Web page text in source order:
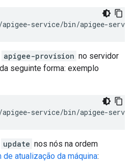
service/bin/apigee-
apigee-provision no servidor
seguinte forma: exemplo
service/bin/apigee-
update nos nós na ordem
de atualização da máquina: